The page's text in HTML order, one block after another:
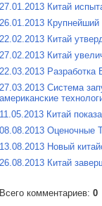
27.01.2013 Китай
26.01.2013 Крупнейший
22.02.2013 Китай
27.02.2013 Китай
22.03.2013 Разработка
27.03.2013 Система
американские
11.05.2013 Китай
08.08.2013 Оценочные
13.08.2013 Новый
26.08.2013 Китай
Всего комментариев: 0